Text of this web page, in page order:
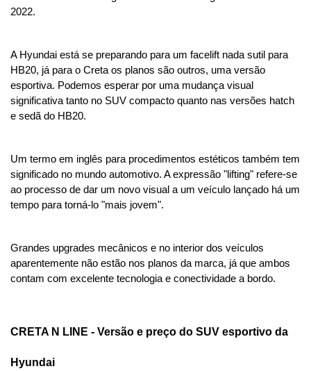
2022.
A Hyundai está se preparando para um facelift nada sutil para
HB20, já para o Creta os planos são outros, uma versão
esportiva. Podemos esperar por uma mudança visual
significativa tanto no SUV compacto quanto nas versões hatch
e sedã do HB20.
Um termo em inglês para procedimentos estéticos também tem
significado no mundo automotivo. A expressão "lifting" refere-se
ao processo de dar um novo visual a um veículo lançado há um
tempo para torná-lo "mais jovem".
Grandes upgrades mecânicos e no interior dos veículos
aparentemente não estão nos planos da marca, já que ambos
contam com excelente tecnologia e conectividade a bordo.
CRETA N LINE - Versão e preço do SUV esportivo da
Hyundai